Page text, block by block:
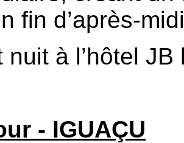
fin d’après-
nuit à l’hôtel
- IGUAÇU